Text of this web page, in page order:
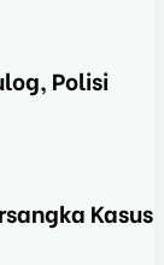
Polisi
Kasus